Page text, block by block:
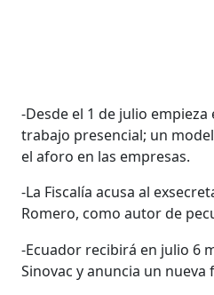
-Desde el 1 de julio
trabajo presencial; un
el aforo en las empresas.
-La Fiscalía acusa al
Romero, como autor de
-Ecuador recibirá en julio 6
Sinovac y anuncia un nueva